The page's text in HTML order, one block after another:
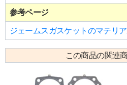
参考ページ
ジェームスガスケットのマテリ
この商品の関連